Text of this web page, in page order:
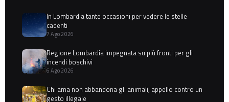
In Lombardia tante occasioni per vedere le stelle
cadenti
7 Ago 2026
Regione Lombardia impegnata su più fronti per gli
incendi boschivi
6 Ago 2026
Chi ama non abbandona gli animali, appello contro un
gesto illegale